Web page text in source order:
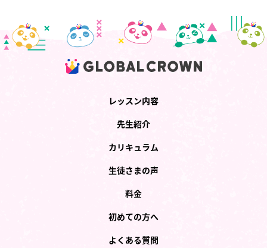
レッスン内容
先生紹介
カリキュラム
生徒さまの声
料金
初めての方へ
よくある質問